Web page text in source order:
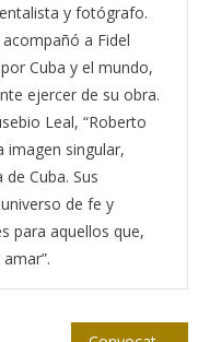
y fotógrafo.
a Fidel
Cuba y el mundo,
ejercer de su obra.
Leal, “Roberto
imagen singular,
Cuba. Sus
de fe y
para aquellos que,